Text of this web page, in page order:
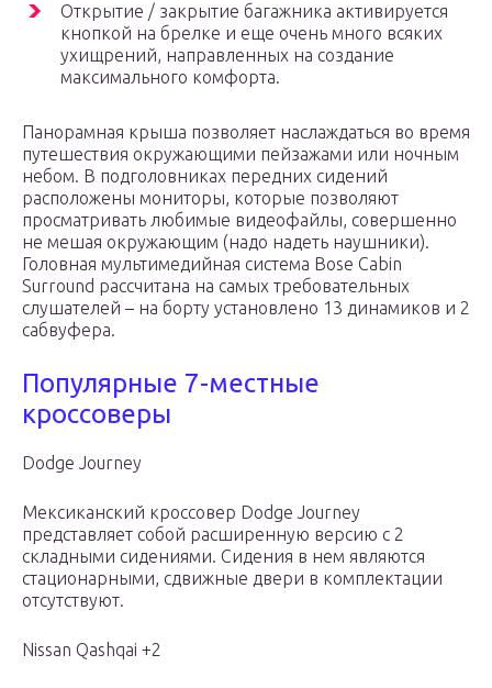
Открытие / закрытие багажника активируется
кнопкой на брелке и еще очень много всяких
ухищрений, направленных на создание
максимального комфорта.
Панорамная крыша позволяет наслаждаться во время
путешествия окружающими пейзажами или ночным
небом. В подголовниках передних сидений
расположены мониторы, которые позволяют
просматривать любимые видеофайлы, совершенно
не мешая окружающим (надо надеть наушники).
Головная мультимедийная система Bose Cabin
Surround рассчитана на самых требовательных
слушателей – на борту установлено 13 динамиков и 2
сабвуфера.
Популярные 7-местные
кроссоверы
Dodge Journey
Мексиканский кроссовер Dodge Journey
представляет собой расширенную версию с 2
складными сидениями. Сидения в нем являются
стационарными, сдвижные двери в комплектации
отсутствуют.
Nissan Qashqai +2